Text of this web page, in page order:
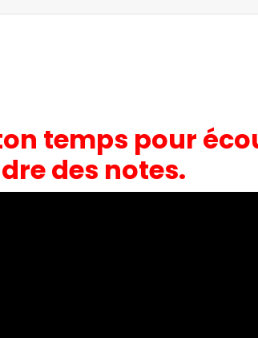
temps pour
des notes.